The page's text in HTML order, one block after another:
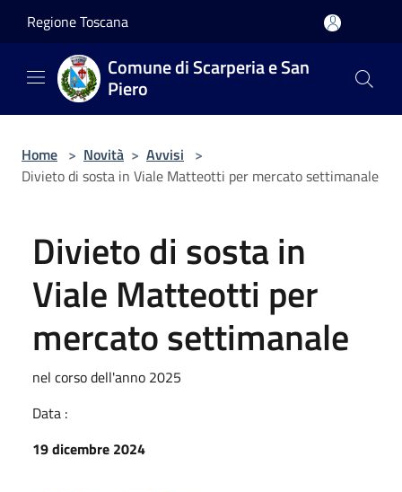
Regione Toscana
Comune di Scarperia e San
Piero
Home > Novità > Avvisi >
Divieto di sosta in Viale Matteotti per mercato settimanale
Divieto di sosta in
Viale Matteotti per
mercato settimanale
nel corso dell'anno 2025
Data :
19 dicembre 2024